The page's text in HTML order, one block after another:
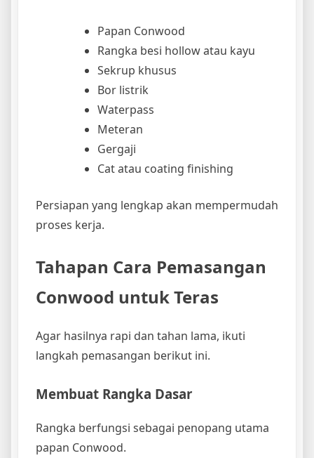
Papan Conwood
Rangka besi hollow atau kayu
Sekrup khusus
Bor listrik
Waterpass
Meteran
Gergaji
Cat atau coating finishing
Persiapan yang lengkap akan mempermudah
proses kerja.
Tahapan Cara Pemasangan
Conwood untuk Teras
Agar hasilnya rapi dan tahan lama, ikuti
langkah pemasangan berikut ini.
Membuat Rangka Dasar
Rangka berfungsi sebagai penopang utama
papan Conwood.